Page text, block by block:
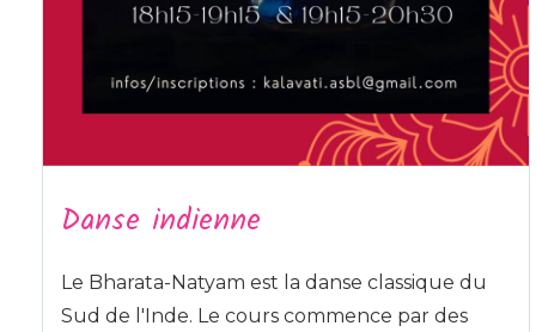
Danse indienne
Le Bharata-Natyam est la danse classique du
Sud de l'Inde. Le cours commence par des